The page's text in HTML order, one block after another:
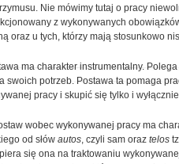
Nie mówimy tutaj o pracy
z wykonywanych
oraz u tych, którzy mają stosunkowo
ma charakter instrumentalny.
swoich potrzeb. Postawa ta pomaga
pracy i skupić się tylko i
wobec wykonywanej pracy ma
od słów autos, czyli sam oraz telos
się ona na traktowaniu